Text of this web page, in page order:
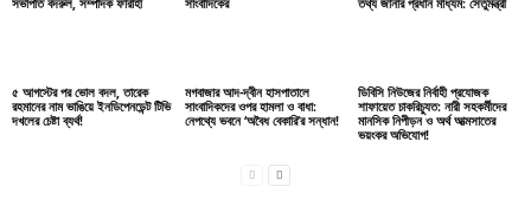
৫ আগস্টের পর ভোল বদল, তারেক
রহমানের নাম ভাঙিয়ে ইনডিপেনডেন্ট টিভি
দখলের চেষ্টা ব্যর্থ!
মগবাজার আদ-দ্বীন হাসপাতালে
সাংবাদিকদের ওপর হামলা ও বাধা:
নেপথ্যে ভবনে ‘অবৈধ বেকারি’র সন্ধান!
ডিবিসি নিউজের নির্বাহী প্রযোজক
শাফায়েত চাকরিচ্যুত: নারী সহকর্মীদের
মানসিক নিপীড়ন ও অর্থ আত্মসাতের
ভয়ংকর অভিযোগ!